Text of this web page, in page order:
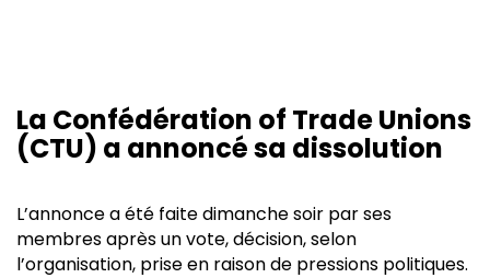
La Confédération of Trade Unions
(CTU) a annoncé sa dissolution
L’annonce a été faite dimanche soir par ses
membres après un vote, décision, selon
l’organisation, prise en raison de pressions politiques.